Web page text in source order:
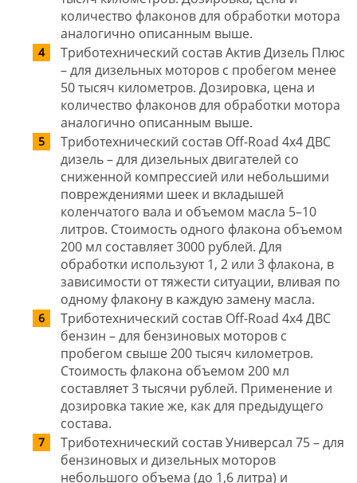
количество флаконов для обработки мотора
аналогично описанным выше.
Триботехнический состав Актив Дизель Плюс
– для дизельных моторов с пробегом менее
50 тысяч километров. Дозировка, цена и
количество флаконов для обработки мотора
аналогично описанным выше.
Триботехнический состав Off-Road 4x4 ДВС
дизель – для дизельных двигателей со
сниженной компрессией или небольшими
повреждениями шеек и вкладышей
коленчатого вала и объемом масла 5–10
литров. Стоимость одного флакона объемом
200 мл составляет 3000 рублей. Для
обработки используют 1, 2 или 3 флакона, в
зависимости от тяжести ситуации, вливая по
одному флакону в каждую замену масла.
Триботехнический состав Off-Road 4x4 ДВС
бензин – для бензиновых моторов с
пробегом свыше 200 тысяч километров.
Стоимость флакона объемом 200 мл
составляет 3 тысячи рублей. Применение и
дозировка такие же, как для предыдущего
состава.
Триботехнический состав Универсал 75 – для
бензиновых и дизельных моторов
небольшого объема (до 1,6 литра) и